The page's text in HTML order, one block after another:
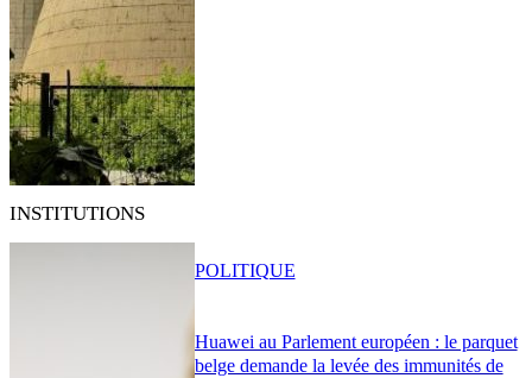
INSTITUTIONS
Huawei au Parlement européen : le parquet
belge demande la levée des immunités de
POLITIQUE